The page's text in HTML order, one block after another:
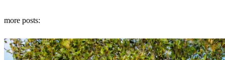
more posts: